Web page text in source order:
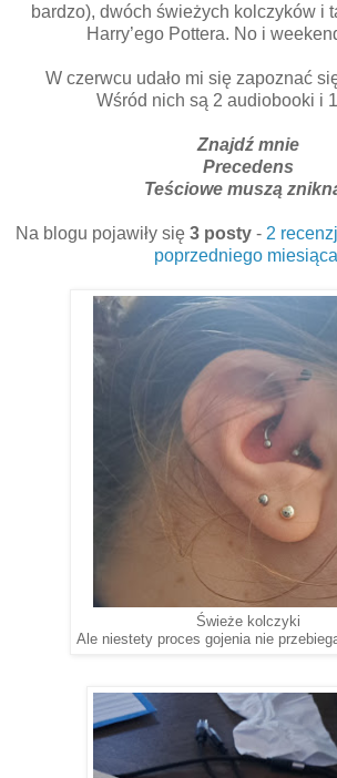
bardzo), dwóch świeżych kolczyków i
Harry’ego Pottera. No i
W czerwcu udało mi się zapoznać
Wśród nich są 2 audiobooki i
Znajdź mnie
Precedens
Teściowe muszą
Na blogu pojawiły się 3 posty- 2
poprzedniego miesiąca
Świeże kolczyki
Ale niestety proces gojenia nie